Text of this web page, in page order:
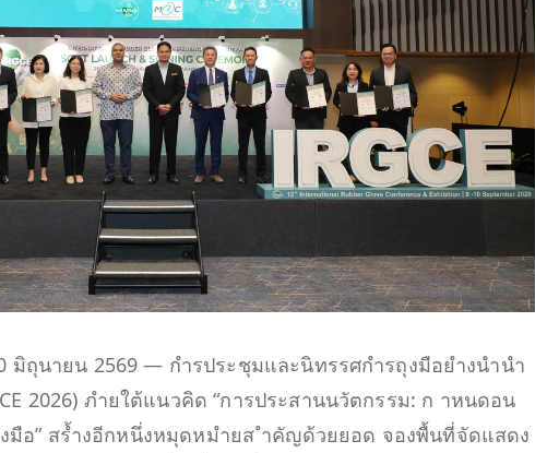
มิถุนายน 2569 — กำรประชุมและนิทรรศกำรถุงมือยำงนำนำ
2026) ภำยใต้แนวคิด “การประสานนวัตกรรม: ก าหนดอน
มือ” สร้ำงอีกหนึ่งหมุดหมำยส ำคัญด้วยยอด จองพื้นที่จัดแสดง